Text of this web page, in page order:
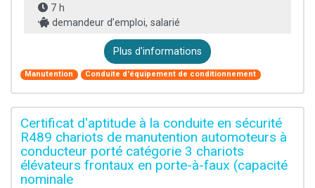
7 h
demandeur d’emploi, salarié
Plus d'informations
Manutention Conduite d'équipement de conditionnement
Certificat d'aptitude à la conduite en sécurité
R489 chariots de manutention automoteurs à
conducteur porté catégorie 3 chariots
élévateurs frontaux en porte-à-faux (capacité
nominale